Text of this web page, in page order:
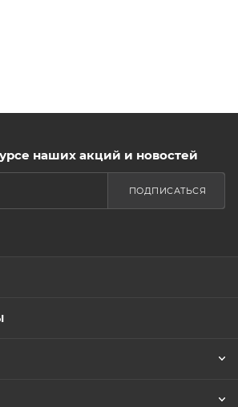
наших акций и новостей
ПОДПИСАТЬСЯ